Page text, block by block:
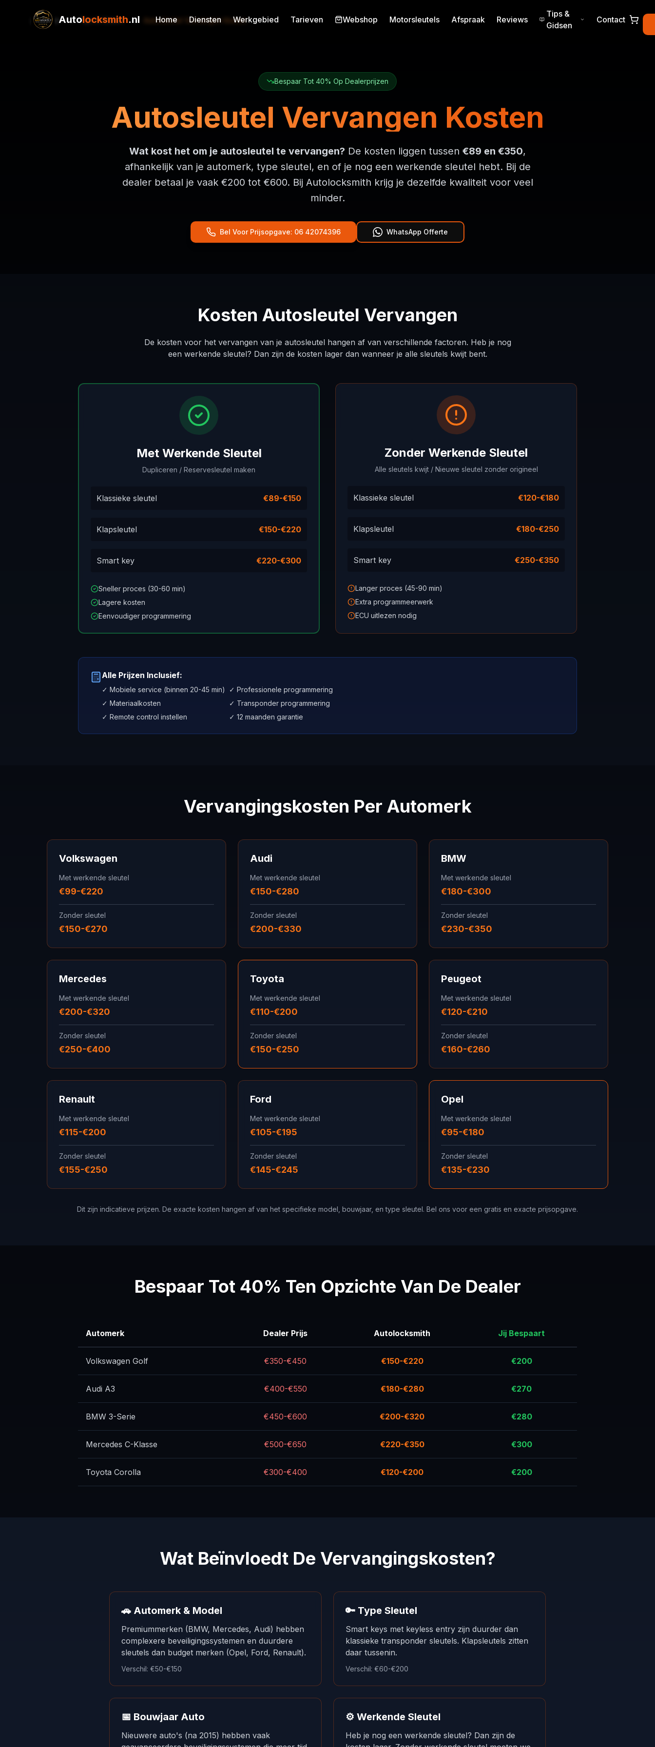
Autolocksmith.nl Home Diensten Werkgebied Tarieven Webshop Motorsleutels Afspraak Reviews
Tips &
Gidsen
Contact
Home Tips & Gidsen Autosleutel Vervangen Kosten
Bespaar Tot 40% Op Dealerprijzen
Autosleutel Vervangen Kosten
Wat kost het om je autosleutel te vervangen? De kosten liggen tussen €89 en €350,
afhankelijk van je automerk, type sleutel, en of je nog een werkende sleutel hebt. Bij de
dealer betaal je vaak €200 tot €600. Bij Autolocksmith krijg je dezelfde kwaliteit voor veel
minder.
Bel Voor Prijsopgave: 06 42074396 WhatsApp Offerte
Kosten Autosleutel Vervangen
De kosten voor het vervangen van je autosleutel hangen af van verschillende factoren. Heb je nog
een werkende sleutel? Dan zijn de kosten lager dan wanneer je alle sleutels kwijt bent.
Met Werkende Sleutel
Dupliceren / Reservesleutel maken
Klassieke sleutel €89-€150
Klapsleutel €150-€220
Smart key €220-€300
Sneller proces (30-60 min)
Lagere kosten
Eenvoudiger programmering
Zonder Werkende Sleutel
Alle sleutels kwijt / Nieuwe sleutel zonder origineel
Klassieke sleutel €120-€180
Klapsleutel €180-€250
Smart key €250-€350
Langer proces (45-90 min)
Extra programmeerwerk
ECU uitlezen nodig
Alle Prijzen Inclusief:
✓ Mobiele service (binnen 20-45 min)
✓ Professionele programmering
✓ Materiaalkosten
✓ Transponder programmering
✓ Remote control instellen
✓ 12 maanden garantie
Vervangingskosten Per Automerk
Volkswagen
Met werkende sleutel
€99-€220
Zonder sleutel
€150-€270
Audi
Met werkende sleutel
€150-€280
Zonder sleutel
€200-€330
BMW
Met werkende sleutel
€180-€300
Zonder sleutel
€230-€350
Mercedes
Met werkende sleutel
€200-€320
Zonder sleutel
€250-€400
Toyota
Met werkende sleutel
€110-€200
Zonder sleutel
€150-€250
Peugeot
Met werkende sleutel
€120-€210
Zonder sleutel
€160-€260
Renault
Met werkende sleutel
€115-€200
Zonder sleutel
€155-€250
Ford
Met werkende sleutel
€105-€195
Zonder sleutel
€145-€245
Opel
Met werkende sleutel
€95-€180
Zonder sleutel
€135-€230
Dit zijn indicatieve prijzen. De exacte kosten hangen af van het specifieke model, bouwjaar, en type sleutel. Bel ons voor een gratis en exacte prijsopgave.
Bespaar Tot 40% Ten Opzichte Van De Dealer
Automerk Dealer Prijs Autolocksmith Jij Bespaart
Volkswagen Golf €350-€450 €150-€220 €200
Audi A3 €400-€550 €180-€280 €270
BMW 3-Serie €450-€600 €200-€320 €280
Mercedes C-Klasse €500-€650 €220-€350 €300
Toyota Corolla €300-€400 €120-€200 €200
Wat Beïnvloedt De Vervangingskosten?
🚗 Automerk & Model
Premiummerken (BMW, Mercedes, Audi) hebben
complexere beveiligingssystemen en duurdere
sleutels dan budget merken (Opel, Ford, Renault).
Verschil: €50-€150
🔑 Type Sleutel
Smart keys met keyless entry zijn duurder dan
klassieke transponder sleutels. Klapsleutels zitten
daar tussenin.
Verschil: €60-€200
📅 Bouwjaar Auto
Nieuwere auto's (na 2015) hebben vaak
⚙️ Werkende Sleutel
Heb je nog een werkende sleutel? Dan zijn de